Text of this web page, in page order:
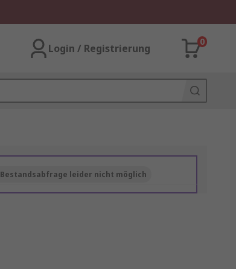
Login / Registrierung
0
Bestandsabfrage leider nicht möglich